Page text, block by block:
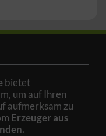
bietet
um auf Ihren
aufmerksam zu
Erzeuger aus